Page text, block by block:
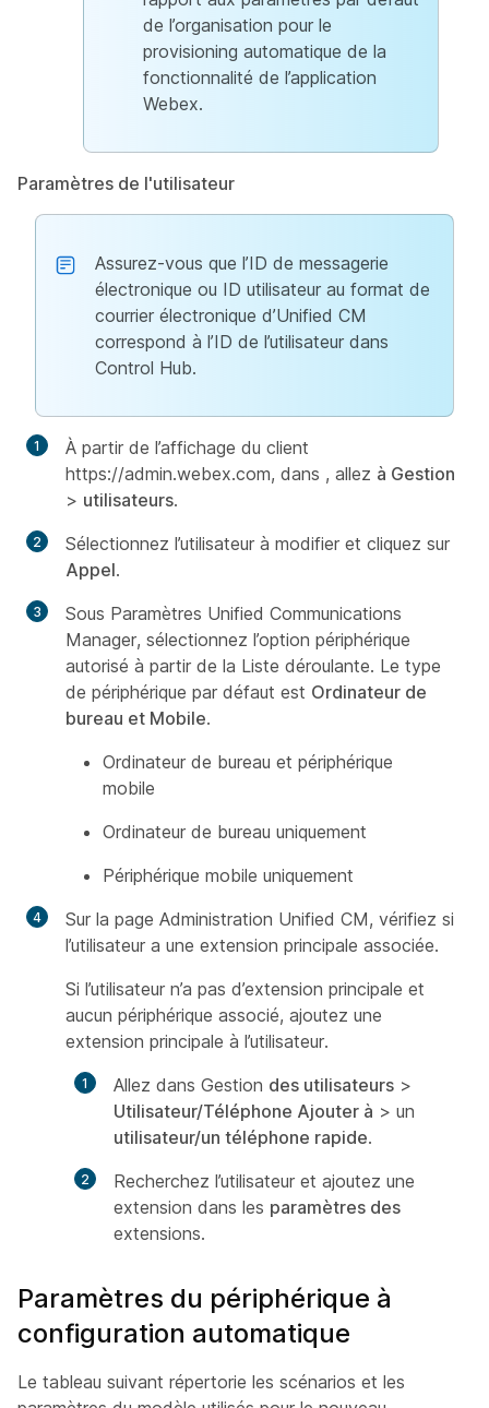
de l’organisation pour le
provisioning automatique de la
fonctionnalité de l’application
Webex.
Paramètres de l'utilisateur
Assurez-vous que l’ID de messagerie
électronique ou ID utilisateur au format de
courrier électronique d’Unified CM
correspond à l’ID de l’utilisateur dans
Control Hub.
À partir de l’affichage du client
https://admin.webex.com, dans , allez à Gestion
> utilisateurs.
Sélectionnez l’utilisateur à modifier et cliquez sur
Appel.
Sous Paramètres Unified Communications
Manager, sélectionnez l’option périphérique
autorisé à partir de la Liste déroulante. Le type
de périphérique par défaut est Ordinateur de
bureau et Mobile.
Ordinateur de bureau et périphérique
mobile
Ordinateur de bureau uniquement
Périphérique mobile uniquement
Sur la page Administration Unified CM, vérifiez si
l’utilisateur a une extension principale associée.
Si l’utilisateur n’a pas d’extension principale et
aucun périphérique associé, ajoutez une
extension principale à l’utilisateur.
Allez dans Gestion des utilisateurs >
Utilisateur/Téléphone Ajouter à > un
utilisateur/un téléphone rapide.
Recherchez l’utilisateur et ajoutez une
extension dans les paramètres des
extensions.
Paramètres du périphérique à
configuration automatique
Le tableau suivant répertorie les scénarios et les